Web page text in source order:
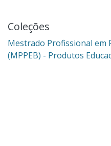
Coleções
Mestrado Profissional em
(MPPEB) - Produtos